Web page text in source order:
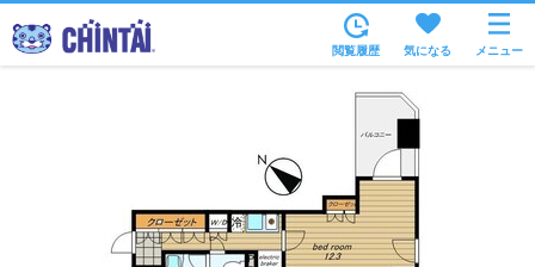
家賃相場から
通勤通学時間から
物件特集から
閲覧履歴 気になる メニュー